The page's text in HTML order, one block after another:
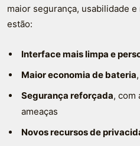
maior segurança, usabilidade
estão:
Interface mais limpa e
Maior economia de bateria
Segurança reforçada, com
ameaças
Novos recursos de